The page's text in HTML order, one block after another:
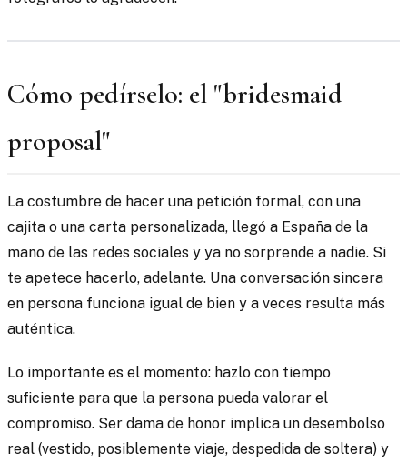
Cómo pedírselo: el "bridesmaid
proposal"
La costumbre de hacer una petición formal, con una
cajita o una carta personalizada, llegó a España de la
mano de las redes sociales y ya no sorprende a nadie. Si
te apetece hacerlo, adelante. Una conversación sincera
en persona funciona igual de bien y a veces resulta más
auténtica.
Lo importante es el momento: hazlo con tiempo
suficiente para que la persona pueda valorar el
compromiso. Ser dama de honor implica un desembolso
real (vestido, posiblemente viaje, despedida de soltera) y